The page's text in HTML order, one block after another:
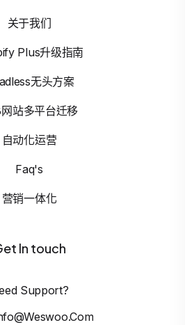
关于我们
Plus升级指南
无头方案
站多平台迁移
自动化运营
Faq's
营销一体化
In touch
Support?